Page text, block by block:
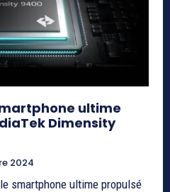
ultime
Dimensity
2024
smartphone ultime propulsé